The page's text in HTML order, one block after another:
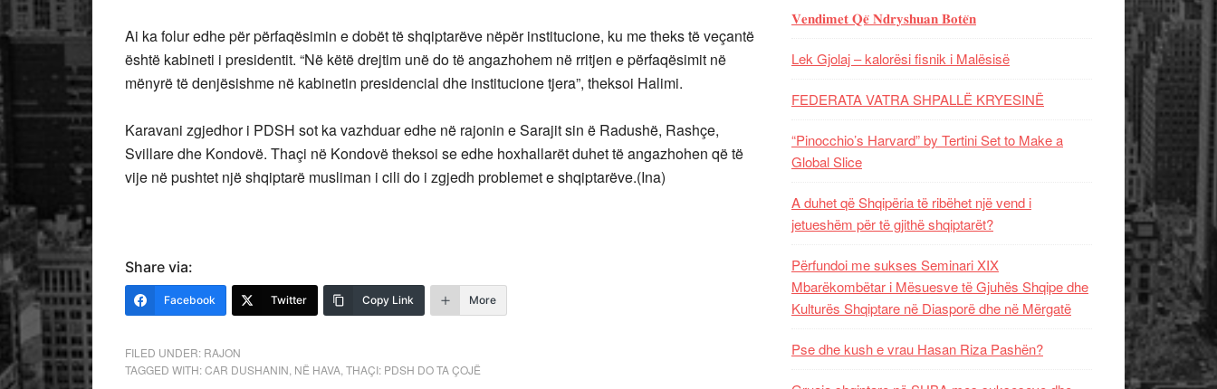
Ai ka folur edhe për përfaqësimin e dobët të shqiptarëve nëpër institucione, ku me theks të veçantë
është kabineti i presidentit. “Në këtë drejtim unë do të angazhohem në rritjen e përfaqësimit në
mënyrë të denjësishme në kabinetin presidencial dhe institucione tjera”, theksoi Halimi.
Karavani zgjedhor i PDSH sot ka vazhduar edhe në rajonin e Sarajit sin ë Radushë, Rashçe,
Svillare dhe Kondovë. Thaçi në Kondovë theksoi se edhe hoxhallarët duhet të angazhohen që të
vije në pushtet një shqiptarë musliman i cili do i zgjedh problemet e shqiptarëve.(Ina)
Share via:
Facebook Twitter Copy Link More
FILED UNDER: RAJON
TAGGED WITH:CAR DUSHANIN NË HAVA THAÇI: PDSH DO TA ÇOJË
𝐕𝐞𝐧𝐝𝐢𝐦𝐞𝐭 𝐐𝐞̈ 𝐍𝐝𝐫𝐲𝐬𝐡𝐮𝐚𝐧 𝐁𝐨𝐭𝐞̈𝐧
Lek Gjolaj – kalorësi fisnik i Malësisë
FEDERATA VATRA SHPALLË KRYESINË
“Pinocchio’s Harvard” by Tertini Set to Make a
Global Slice
A duhet që Shqipëria të ribëhet një vend i
jetueshëm për të gjithë shqiptarët?
Përfundoi me sukses Seminari XIX
Mbarëkombëtar i Mësuesve të Gjuhës Shqipe dhe
Kulturës Shqiptare në Diasporë dhe në Mërgatë
Pse dhe kush e vrau Hasan Riza Pashën?